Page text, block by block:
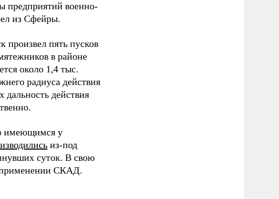
предприятий военно-
из Сфейры.
произвел пять пусков
в районе
около 1,4 тыс.
радиуса действия
действия
имеющимся у
из-под
суток. В свою
СКАД.